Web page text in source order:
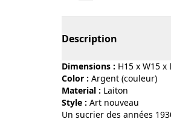
Description
Dimensions : H15 x W15 x
Color :
argent (couleur)
Material :
laiton
Style :
art nouveau
Un sucrier des années